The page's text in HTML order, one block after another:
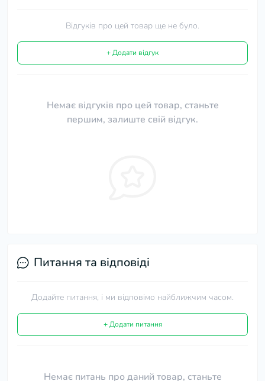
Відгуків про цей товар ще не було.
+ Додати відгук
Немає відгуків про цей товар, станьте
першим, залиште свій відгук.
Питання та відповіді
Додайте питання, і ми відповімо найближчим часом.
+ Додати питання
Немає питань про даний товар, станьте